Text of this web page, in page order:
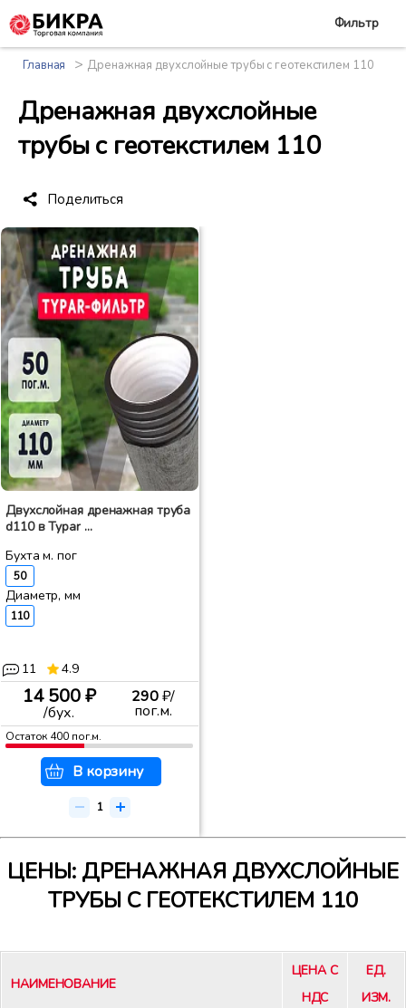
Главная > Дренажная двухслойные трубы с геотекстилем 110
Дренажная двухслойные
трубы с геотекстилем 110
Поделиться
Фильтр
Двухслойная дренажная труба
d110 в Typar ...
Бухта м. пог
50
Диаметр, мм
110
11 4.9
14 500 ₽
/бух.
290₽/
пог.м.
Остаток 400пог.м.
В корзину
ЦЕНЫ: ДРЕНАЖНАЯ ДВУХСЛОЙНЫЕ
ТРУБЫ С ГЕОТЕКСТИЛЕМ 110
НАИМЕНОВАНИЕ
ЦЕНА С
НДС
ЕД.
ИЗМ.